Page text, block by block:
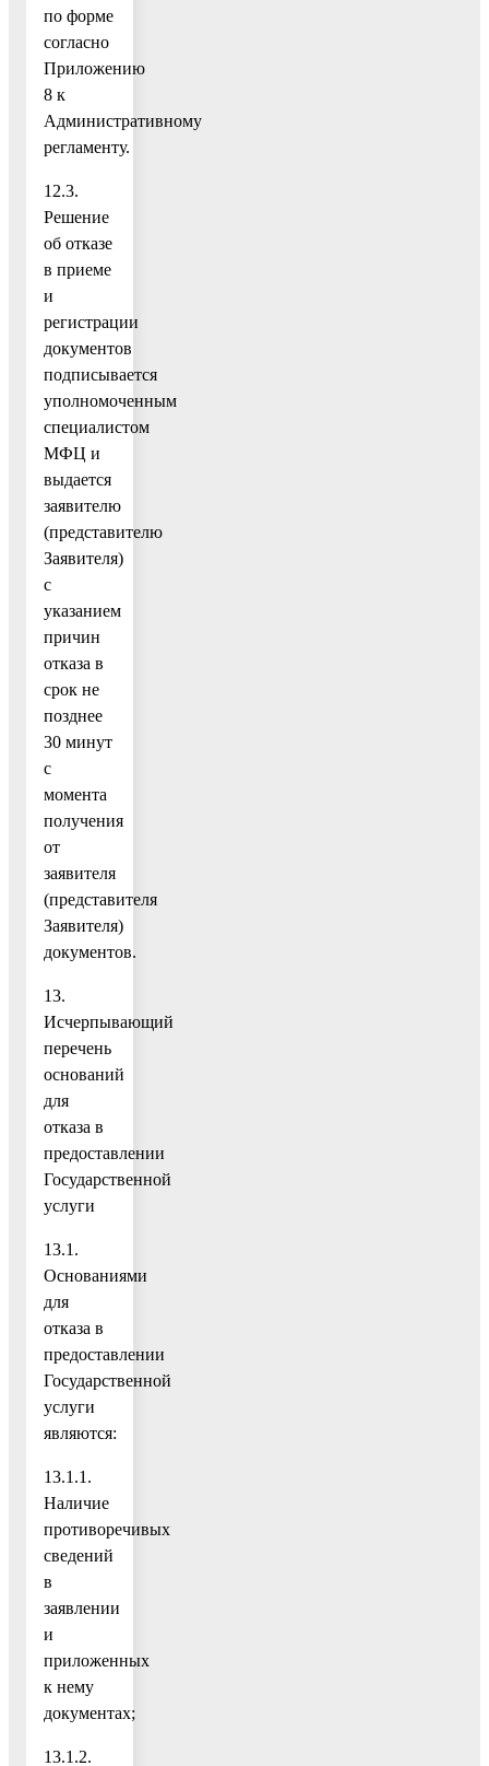
по форме
согласно
Приложению
8 к
Административному
регламенту.
12.3.
Решение
об отказе
в приеме
и
регистрации
документов
подписывается
уполномоченным
специалистом
МФЦ и
выдается
заявителю
(представителю
Заявителя)
с
указанием
причин
отказа в
срок не
позднее
30 минут
с
момента
получения
от
заявителя
(представителя
Заявителя)
документов.
13.
Исчерпывающий
перечень
оснований
для
отказа в
предоставлении
Государственной
услуги
13.1.
Основаниями
для
отказа в
предоставлении
Государственной
услуги
являются:
13.1.1.
Наличие
противоречивых
сведений
в
заявлении
и
приложенных
к нему
документах;
13.1.2.